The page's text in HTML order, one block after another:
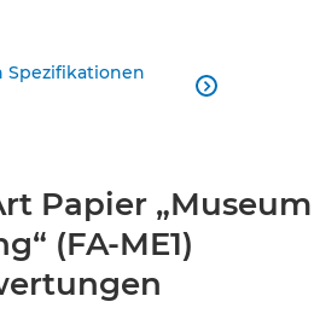
Spezifikationen

Papier „Museum
(FA-ME1)